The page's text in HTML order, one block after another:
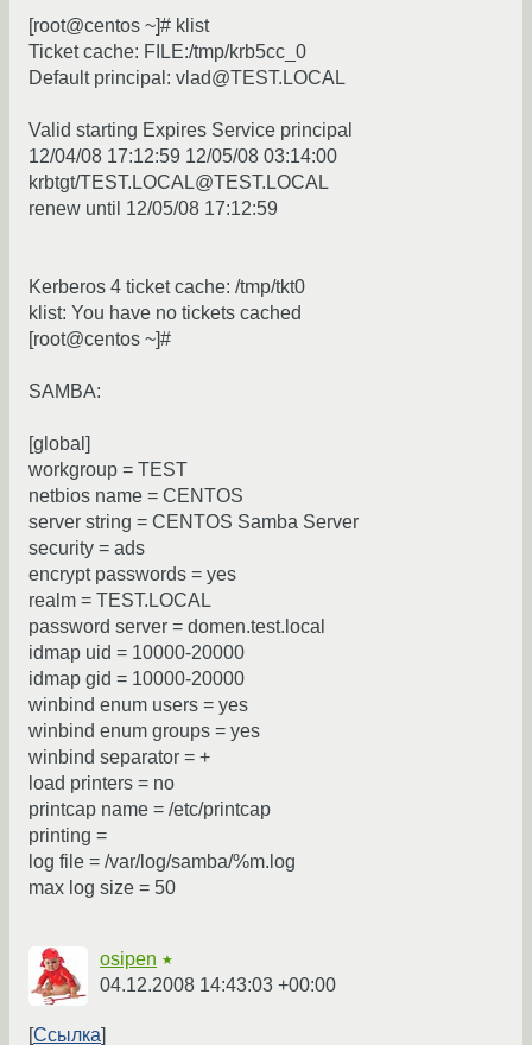
[root@centos ~]# klist
Ticket cache: FILE:/tmp/krb5cc_0
Default principal: vlad@TEST.LOCAL
Valid starting Expires Service principal
12/04/08 17:12:59 12/05/08 03:14:00
krbtgt/TEST.LOCAL@TEST.LOCAL
renew until 12/05/08 17:12:59
Kerberos 4 ticket cache: /tmp/tkt0
klist: You have no tickets cached
[root@centos ~]#
SAMBA:
[global]
workgroup = TEST
netbios name = CENTOS
server string = CENTOS Samba Server
security = ads
encrypt passwords = yes
realm = TEST.LOCAL
password server = domen.test.local
idmap uid = 10000-20000
idmap gid = 10000-20000
winbind enum users = yes
winbind enum groups = yes
winbind separator = +
load printers = no
printcap name = /etc/printcap
printing =
log file = /var/log/samba/%m.log
max log size = 50
osipen ★
04.12.2008 14:43:03 +00:00
Ссылка